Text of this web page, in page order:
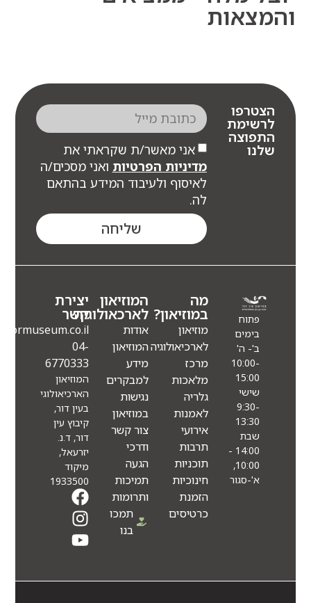
אני מאשר/ת שקראתי את
מדיניות הפרטיותואני מסכים/ה
לאיסוף ולעיבוד המידע בהתאם
מה
במוזיאון?
מוזיאון
לארכיאולוגיה
מרכז
מלאכות
גלריה
לאמנות
אירועי
תרבות
תוכניות
חינוכיות
המוזיאון
לארכאולוגיה
אודות
המוזיאון
מידע
למבקרים
נגישות
במוזיאון
צור קשר
ודרכי
הגעה
תמיכות
ותרומות
תמכו
יצירת
קשר
Info@eindormuseum.co.il
04-
6770333
המוזיאון
הארכיאולוגי
בעין דור,
קיבוץ עין
דור, ד.נ.
יזרעאל,
מיקוד
1933500